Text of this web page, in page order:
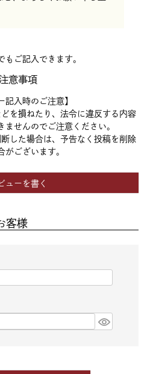
もご記入できます。
意事項
記入時のご注意】
を損ねたり、法令に違反する内容
ませんのでご注意ください。
した場合は、予告なく投稿を削除
がございます。
ューを書く
客様